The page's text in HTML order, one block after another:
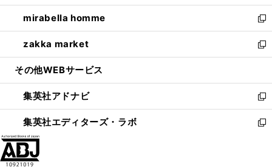
開
く
ウ
で
開
く
ン
ド
ウ
で
開
ウ
ィ
ン
ド
ウ
開
く
し
い
ウ
ィ
ン
ウ
で
開
く
mirabella homme
新
し
い
ウ
ン
ド
ウ
で
zakka market
新
し
ウ
ィ
ン
ド
その他WEBサービス
集英社アドナビ
新
し
い
集英社エディターズ・ラボ
新